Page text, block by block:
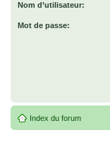
Nom d’utilisateur:
Mot de passe:
Index du forum